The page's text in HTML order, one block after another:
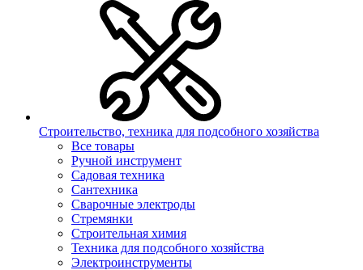
Строительство, техника для подсобного хозяйства
Все товары
Ручной инструмент
Садовая техника
Сантехника
Сварочные электроды
Стремянки
Строительная химия
Техника для подсобного хозяйства
Электроинструменты